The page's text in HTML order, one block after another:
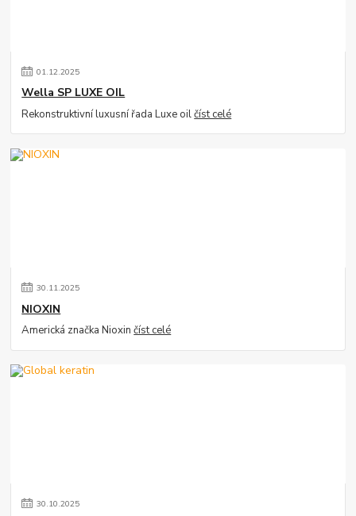
01.12.2025
Wella SP LUXE OIL
Rekonstruktivní luxusní řada Luxe oilčíst celé
30.11.2025
NIOXIN
Americká značka Nioxinčíst celé
30.10.2025